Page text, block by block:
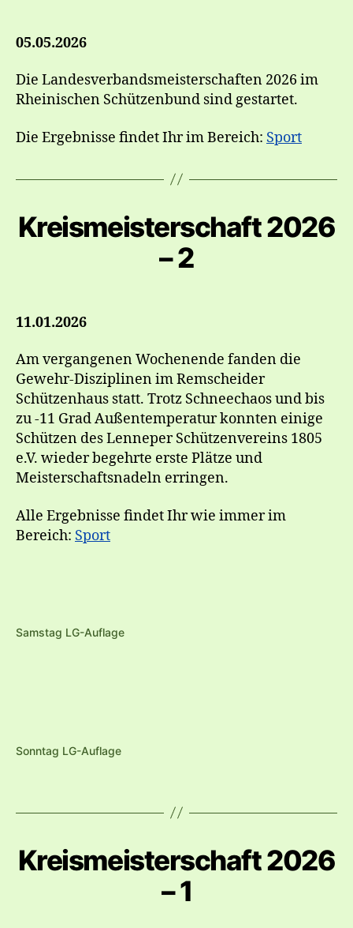
05.05.2026
Die Landesverbandsmeisterschaften 2026 im
Rheinischen Schützenbund sind gestartet.
Die Ergebnisse findet Ihr im Bereich: Sport
Kreismeisterschaft 2026
– 2
11.01.2026
Am vergangenen Wochenende fanden die
Gewehr-Disziplinen im Remscheider
Schützenhaus statt. Trotz Schneechaos und bis
zu -11 Grad Außentemperatur konnten einige
Schützen des Lenneper Schützenvereins 1805
e.V. wieder begehrte erste Plätze und
Meisterschaftsnadeln erringen.
Alle Ergebnisse findet Ihr wie immer im
Bereich: Sport
Samstag LG-Auflage
Sonntag LG-Auflage
Kreismeisterschaft 2026
– 1